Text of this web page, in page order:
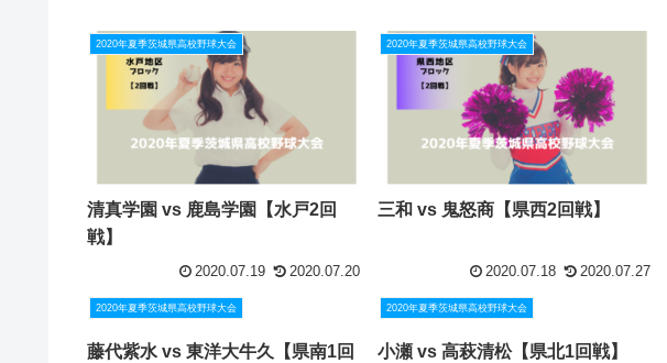
2020年夏季茨城県高校野球大会
清真学園 vs 鹿島学園【水戸2回
戦】
2020.07.19 2020.07.20
2020年夏季茨城県高校野球大会
三和 vs 鬼怒商【県西2回戦】
2020.07.18 2020.07.27
2020年夏季茨城県高校野球大会
藤代紫水 vs 東洋大牛久【県南1回
2020年夏季茨城県高校野球大会
小瀬 vs 高萩清松【県北1回戦】